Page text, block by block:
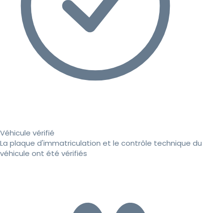
Véhicule vérifié
La plaque d'immatriculation et le contrôle technique du
véhicule ont été vérifiés